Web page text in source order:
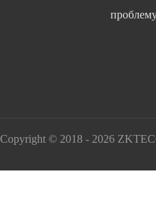
Copyright © 2018 - 2026